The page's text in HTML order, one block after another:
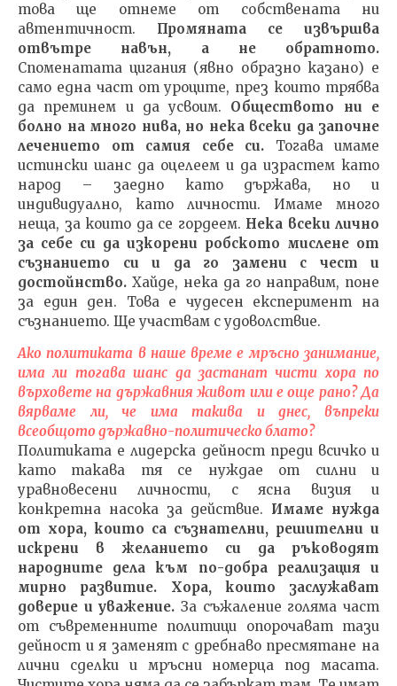
това ще отнеме от собствената ни
автентичност. Промяната се извършва
отвътре навън, а не обратното.
Споменатата цигания (явно образно казано) е
само една част от уроците, през които трябва
да преминем и да усвоим. Обществото ни е
болно на много нива, но нека всеки да започне
лечението от самия себе си. Тогава имаме
истински шанс да оцелеем и да израстем като
народ – заедно като държава, но и
индивидуално, като личности. Имаме много
неща, за които да се гордеем. Нека всеки лично
за себе си да изкорени робското мислене от
съзнанието си и да го замени с чест и
достойнство. Хайде, нека да го направим, поне
за един ден. Това е чудесен експеримент на
съзнанието. Ще участвам с удоволствие.
Ако политиката в наше време е мръсно занимание,
има ли тогава шанс да застанат чисти хора по
върховете на държавния живот или е още рано? Да
вярваме ли, че има такива и днес, въпреки
всеобщото държавно-политическо блато?
Политиката е лидерска дейност преди всичко и
като такава тя се нуждае от силни и
уравновесени личности, с ясна визия и
конкретна насока за действие. Имаме нужда
от хора, които са съзнателни, решителни и
искрени в желанието си да ръководят
народните дела към по-добра реализация и
мирно развитие.
Хора, които заслужават
доверие и уважение. За съжаление голяма част
от съвременните политици опорочават тази
дейност и я заменят с дребнаво пресмятане на
лични сделки и мръсни номерца под масата.